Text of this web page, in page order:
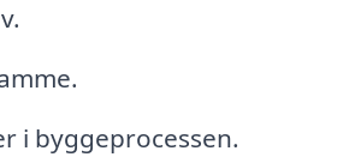
i byggeprocessen.